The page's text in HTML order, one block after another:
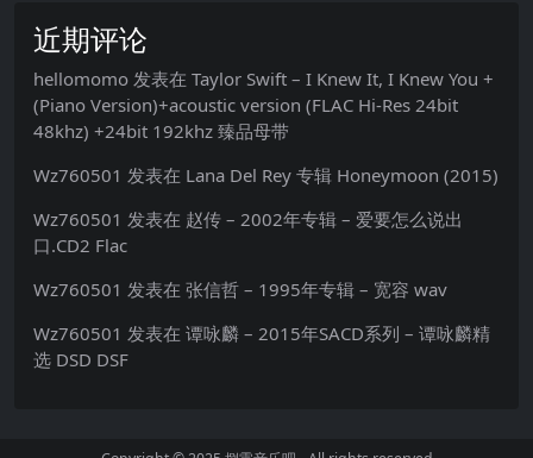
近期评论
hellomomo 发表在 Taylor Swift – I Knew It, I Knew You +
(Piano Version)+acoustic version (FLAC Hi-Res 24bit
48khz) +24bit 192khz 臻品母带
Wz760501 发表在 Lana Del Rey 专辑 Honeymoon (2015)
Wz760501 发表在 赵传 – 2002年专辑 – 爱要怎么说出
口.CD2 Flac
Wz760501 发表在 张信哲 – 1995年专辑 – 宽容 wav
Wz760501 发表在 谭咏麟 – 2015年SACD系列 – 谭咏麟精
选 DSD DSF